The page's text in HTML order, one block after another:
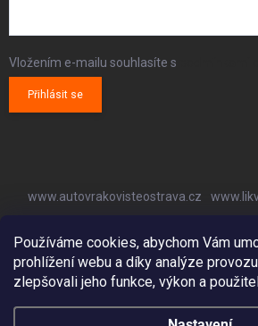
Používáme cookies, abychom Vám
prohlížení webu a díky analýze
zlepšovali jeho funkce, výkon a
Vložením e-mailu souhlasíte s
Přihlásit se
www.autovrakovisteostrava.cz